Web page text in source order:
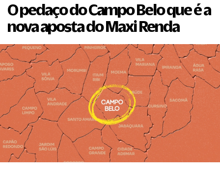
O pedaço do Campo Belo que é a
nova aposta do Maxi Renda